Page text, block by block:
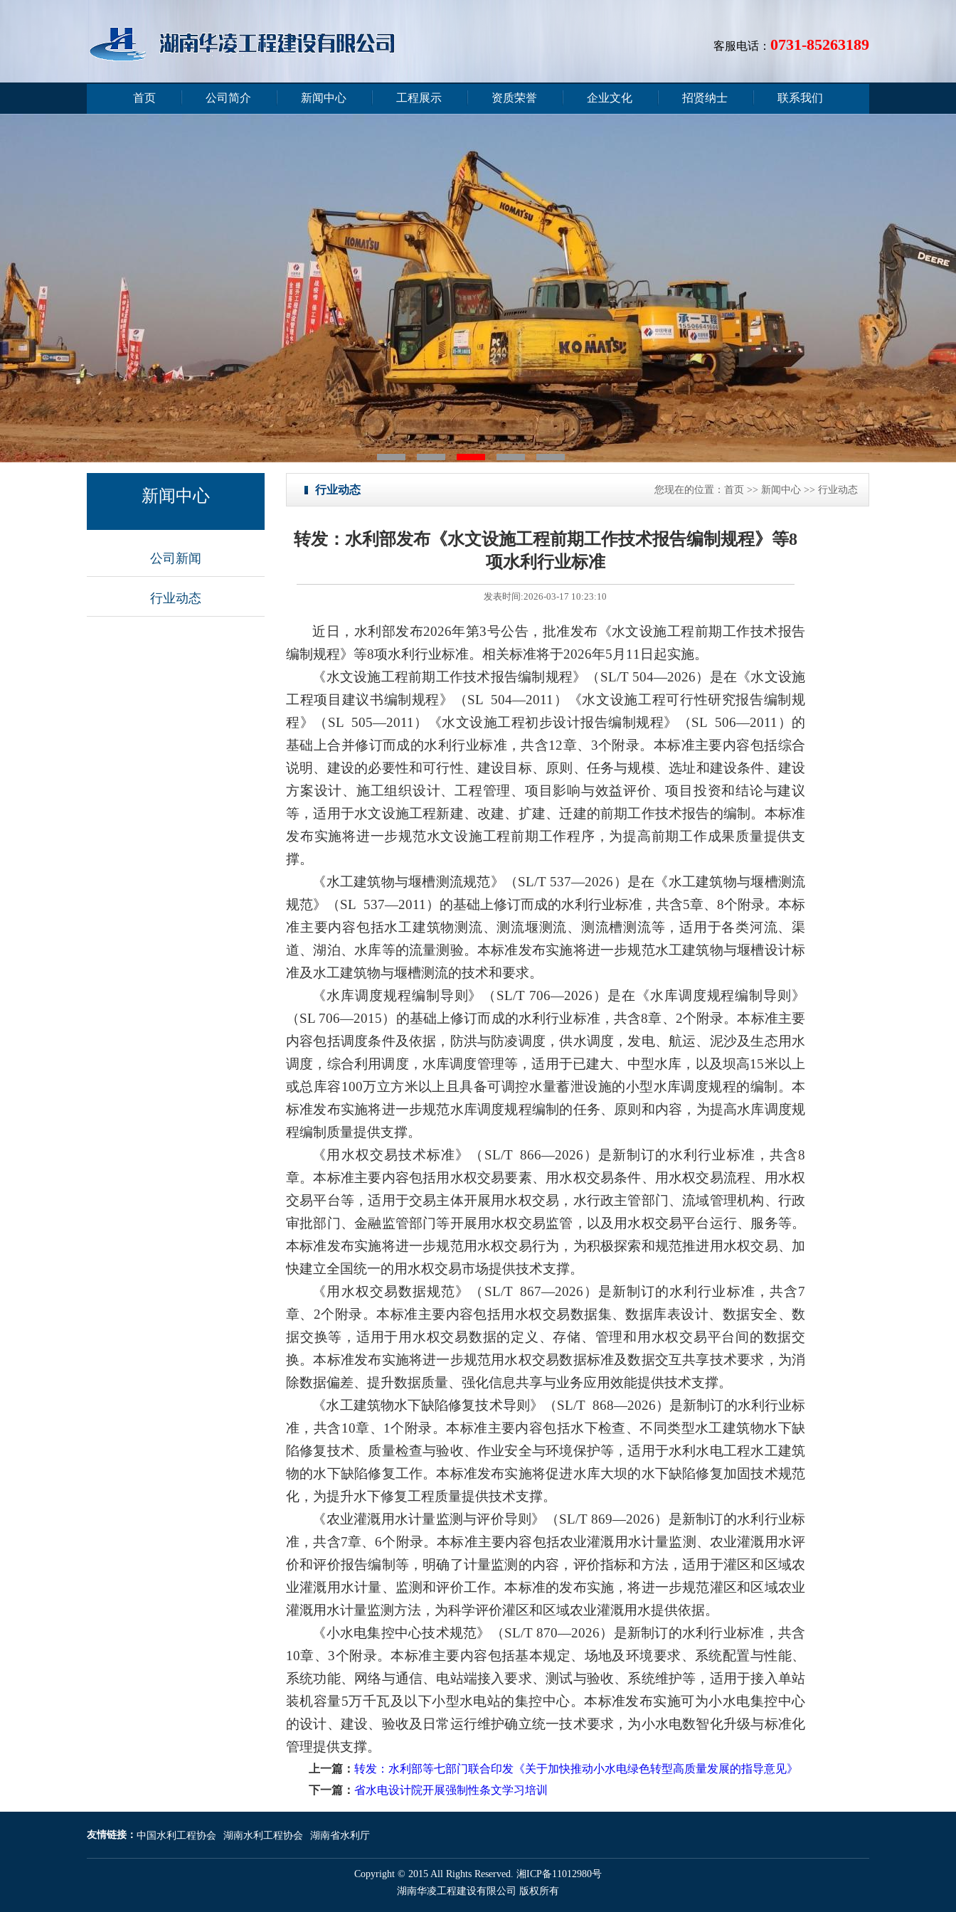
客服电话： 0731-85263189
首页 公司简介 新闻中心 工程展示 资质荣誉 企业文化 招贤纳士 联系我们
新闻中心
公司新闻
行业动态
行业动态 您现在的位置： 首页 >> 新闻中心 >> 行业动态
转发：水利部发布《水文设施工程前期工作技术报告编制规程》等8
项水利行业标准
发表时间:2026-03-17 10:23:10
近日，水利部发布2026年第3号公告，批准发布《水文设施工程前期工作技术报告
编制规程》等8项水利行业标准。相关标准将于2026年5 月 11 日起实施。
《水文设施工程前期工作技术报告编制规程》 （ SL/T 504—2026）是在《水文设施
工程项目建议书编制规程》（SL 504—2011 ） 《水文设施工程可行性研究报告编制规
程》（ SL 505—2011 ）《水文设施工程初步设计报告编制规程》（SL 506—2011 ） 的
基础上合并修订而成的水利行业标准，共含12章、 3个附录。本标准主要内容包括综合
说明、 建设的必要性和可行性、建设目标、原则、任务与规模、选址和建设条件、建设
方案设计、施工组织设计、工程管理、项目影响与效益评价、项目投资和结论与建议
等，适用于水文设施工程新建、改建、扩建、迁建的前期工作技术报告的编制 。本标准
发布实施将进一步规范水文设施工程前期工作程序 ， 为提高前期工作成果质量提供支
撑。
《水工建筑物与堰槽测流规范》（SL/T 537—2026 ） 是在 《水工建筑物与堰槽测流
规范》（SL 537—2011 ） 的基础上修订而成的水利行业标准 ，共含5章、 8个附录。本标
准主要内容包括水工建筑物测流、测流堰测流、 测流槽测流等， 适用于各类河流、渠
道、湖泊、水库等的流量测验。本标准发布实施将进一步规范水工建筑物与堰槽设计标
准及水工建筑物与堰槽测流的技术和要求。
《水库调度规程编制导则 》（ SL/T 706—2026 ）是在《水库调度规程编制导则 》
（SL 706—201 5） 的基础上修订而成的水利行业标准，共含8章、 2个附录。本标准主要
内容包括调度条件及依据，防洪与防凌调度，供水调度，发电、航运、泥沙及生态用水
调度，综合利用调度，水库调度管理等，适用于已建大、中型水库，以及坝高15米以上
或总库容100万立方米以上且具备可调控水量蓄泄设施的小型水库调度规程的编制。本
标准发布实施将进一步规范水库调度规程编制的任务、原则和内容， 为提高水库调度规
程编制质量提供支撑。
《用水权交易技术标准》 （ SL/T 866—2026 ） 是新制订的水利行业标准，共含8
章。本标准主要内容包括用水权交易要素、用水权交易条件、用水权交易流程、用水权
交易平台等，适用于交易主体开展用水权交易，水行政主管部门、流域管理机构、行政
审批部门、金融监管部门等开展用水权交易监管，以及用水权交易平台运行、服务等。
本标准发布实施将进一步规范用水权交易行为，为积极探索和规范推进用水权交易、 加
快建立全国统一的用水权交易市场提供技术支撑。
《用水权交易数据规范》
（ SL/T 867—2026 ） 是新制订的水利行业标准，共含7
章、 2个附录。本标准主要内容包括用水权交易数据集、数据库表设计、数据安全、数
据交换等，适用于用水权交易数据的定义、存储、管理和用水权交易平台间的数据交
换。本标准发布实施将进一步规范用水权交易数据标准及数据交互共享技术要求，为消
除数据偏差、提升数据质量、 强化信息共享与业务应用效能提供技术支撑。
《水工建筑物水下缺陷修复技术导则》
（SL/T 868—2026） 是新制订的水利行业标
准，共含10章、 1个附录。本标准主要内容包括水下检查、不同类型水工建筑物水下缺
陷修复技术、质量检查与验收、作业安全与环境保护等，适用于水利水电工程水工建筑
物的水下缺陷修复工作。本标准发布实施将促进水库大坝的水下缺陷修复加固技术规范
化，为提升水下修复工程质量提供技术支撑。
《农业灌溉用水计量监测与评价导则》（SL/T869—2026）是新制订的水利行业标
准，共含7章、6个附录。本标准主要内容包括农业灌溉用水计量监测、农业灌溉用水评
价和评价报告编制等，明确了计量监测的内容，评价指标和方法，适用于灌区和区域农
业灌溉用水计量、监测和评价工作。本标准的发布实施，将进一步规范灌区和区域农业
灌溉用水计量监测方法， 为科学评价灌区和区域农业灌溉用水提供依据。
《小水电集控中心技术规范》（SL/T870—2026）是新制订的水利行业标准，共含
10章、 3个附录。本标准主要内容包括基本规定、场地及环境要求、系统配置与性能、
系统功能、网络与通信、电站端接入要求、测试与验收、系统维护等，适用于接入单站
装机容量5万千瓦及以下小型水电站的集控中心。本标准发布实施可为小水电集控中心
的设计、建设、验收及日常运行维护确立统一技术要求， 为小水电数智化升级与标准化
管理提供支撑。
上一篇： 转发：水利部等七部门联合印发《关于加快推动小水电绿色转型高质量发展的指导意见》
下一篇： 省水电设计院开展强制性条文学习培训
友情链接： 中国水利工程协会 湖南水利工程协会 湖南省水利厅
Copyright © 2015 All Rights Reserved. 湘ICP备11012980号
湖南华凌工程建设有限公司 版权所有